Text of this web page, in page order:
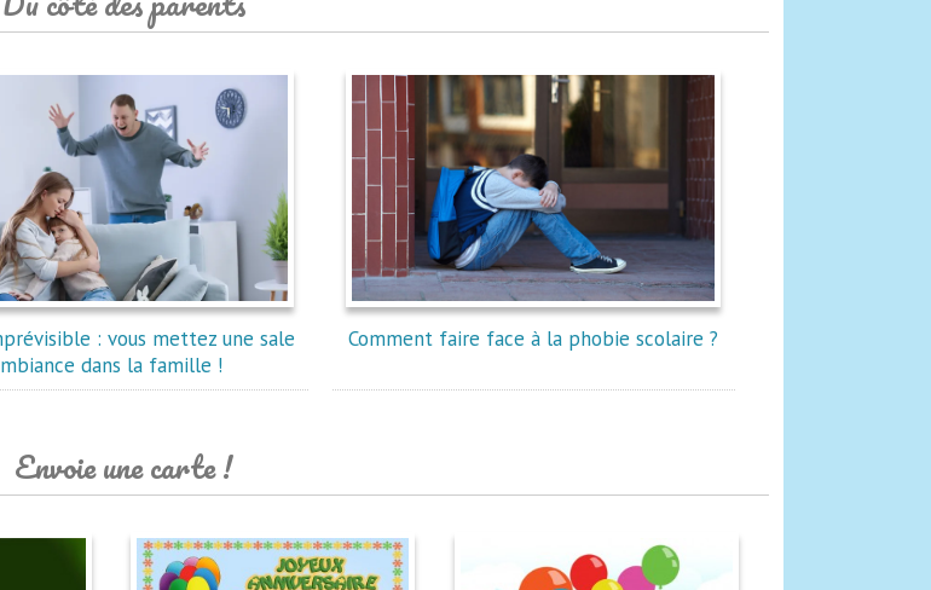
: vous mettez une sale
dans la famille !
Comment faire face à la phobie scolaire ?
Envoie une carte !